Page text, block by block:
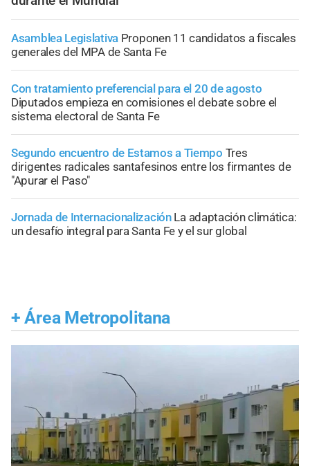
Asamblea Legislativa Proponen 11 candidatos a fiscales
generales del MPA de Santa Fe
Con tratamiento preferencial para el 20 de agosto
Diputados empieza en comisiones el debate sobre el
sistema electoral de Santa Fe
Segundo encuentro de Estamos a Tiempo Tres
dirigentes radicales santafesinos entre los firmantes de
"Apurar el Paso"
Jornada de Internacionalización La adaptación climática:
un desafío integral para Santa Fe y el sur global
+ Área Metropolitana